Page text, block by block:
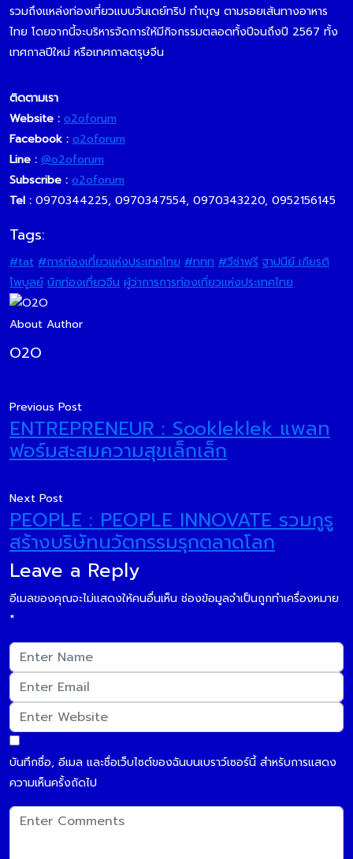
รวมถึงแหล่งท่องเที่ยวแบบวันเดย์ทริป ทำบุญ ตามรอยเส้นทางอาหาร
ไทย โดยจากนี้จะบริหารจัดการให้มีกิจกรรมตลอดทั้งปีจนถึงปี 2567 ทั้ง
เทศกาลปีใหม่ หรือเทศกาลตรุษจีน
ติดตามเรา
Website : o2oforum
Facebook : o2oforum
Line : @o2oforum
Subscribe : o2oforum
Tel : 0970344225, 0970347554, 0970343220, 0952156145
Tags:
#tat #การท่องเที่ยวแห่งประเทศไทย #ททท #วีซ่าฟรี ฐาปนีย์ เกียรติ
ไพบูลย์ นักท่องเที่ยวจีน ผู้ว่าการการท่องเที่ยวแห่งประเทศไทย
About Author
O2O
Previous Post
ENTREPRENEUR : Sookleklek แพลท
ฟอร์มสะสมความสุขเล็กเล็ก
Next Post
PEOPLE : PEOPLE INNOVATE รวมกูรู
สร้างบริษัทนวัตกรรมรุกตลาดโลก
Leave a Reply
อีเมลของคุณจะไม่แสดงให้คนอื่นเห็น ช่องข้อมูลจำเป็นถูกทำเครื่องหมาย
*
บันทึกชื่อ, อีเมล และชื่อเว็บไซต์ของฉันบนเบราว์เซอร์นี้ สำหรับการแสดง
ความเห็นครั้งถัดไป